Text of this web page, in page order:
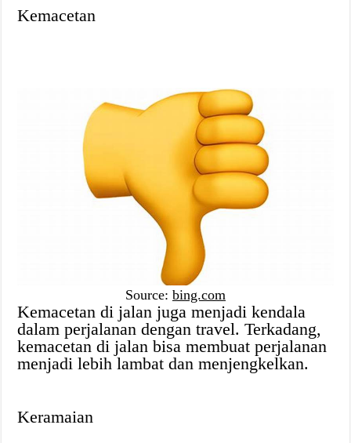
Kemacetan
Source: bing.com
Kemacetan di jalan juga menjadi kendala
dalam perjalanan dengan travel. Terkadang,
kemacetan di jalan bisa membuat perjalanan
menjadi lebih lambat dan menjengkelkan.
Keramaian